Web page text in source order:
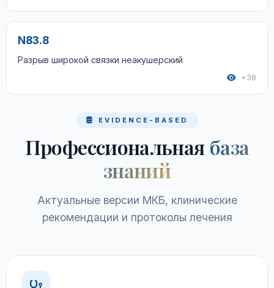
N83.8
Разрыв широкой связки неакушерский
+38
EVIDENCE-BASED
Профессиональная база
знаний
Актуальные версии МКБ, клинические
рекомендации и протоколы лечения